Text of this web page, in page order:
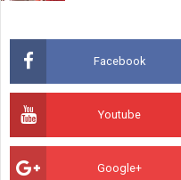
Facebook
Youtube
Google+